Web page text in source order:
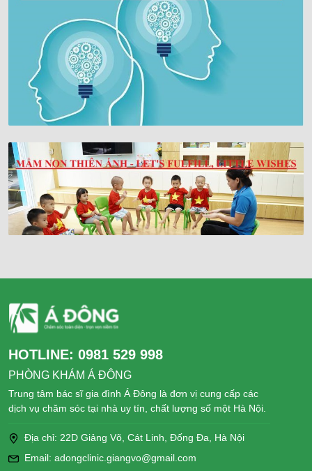
HOTLINE: 0981 529 998
PHÒNG KHÁM Á ĐÔNG
Trung tâm bác sĩ gia đình Á Đông là đơn vị cung cấp các
dịch vụ chăm sóc tại nhà uy tín, chất lượng số một Hà Nội.
Địa chỉ: 22D Giảng Võ, Cát Linh, Đống Đa, Hà Nội
Email: adongclinic.giangvo@gmail.com